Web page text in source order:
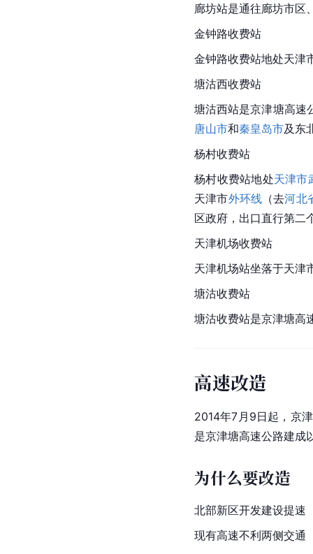
廊坊站是通往廊坊市区
金钟路收费站
金钟路收费站地处天津
塘沽西收费站
塘沽西站是京津塘高速
唐山市和秦皇岛市及东
杨村收费站
杨村收费站地处天津市
天津市外环线 （去河北
区政府，出口直行第二
天津机场收费站
天津机场站坐落于天津
塘沽收费站
塘沽收费站是京津塘高
高速改造
2014年7月9日起，京
是京津塘高速公路建成
为什么要改造
北部新区开发建设提速
现有高速不利两侧交通